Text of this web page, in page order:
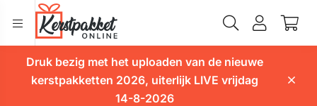
Druk bezig met het uploaden van de nieuwe
kerstpakketten 2026, uiterlijk LIVE vrijdag
14-8-2026